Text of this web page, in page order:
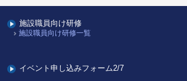
施設職員向け研修
施設職員向け研修一覧
イベント申し込みフォーム2/7